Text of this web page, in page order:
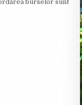
burselor sunt